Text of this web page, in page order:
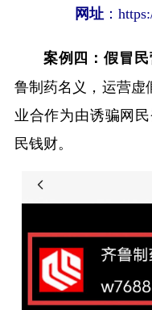
网址 ：
案例四：假冒民
鲁制药名义，运营
业合作为由诱骗网
民钱财。